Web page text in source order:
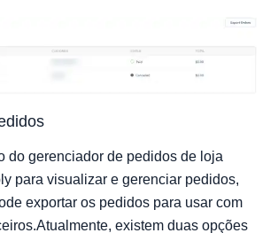
do gerenciador de pedidos de loja
para visualizar e gerenciar pedidos,
exportar os pedidos para usar com
existem duas opções